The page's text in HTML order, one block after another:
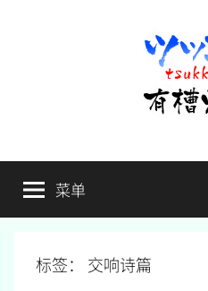
有
槽
必
槽，
毋
菜单
标签： 交响诗篇